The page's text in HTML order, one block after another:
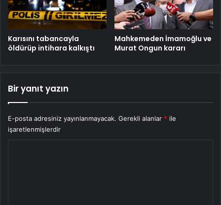
Karısını tabancayla
öldürüp intihara kalkıştı
Mahkemeden İmamoğlu ve
Murat Ongun kararı
Bir yanıt yazın
E-posta adresiniz yayınlanmayacak. Gerekli alanlar * ile
işaretlenmişlerdir